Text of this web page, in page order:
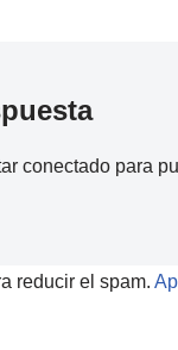
conectadopara
reducir el spam.